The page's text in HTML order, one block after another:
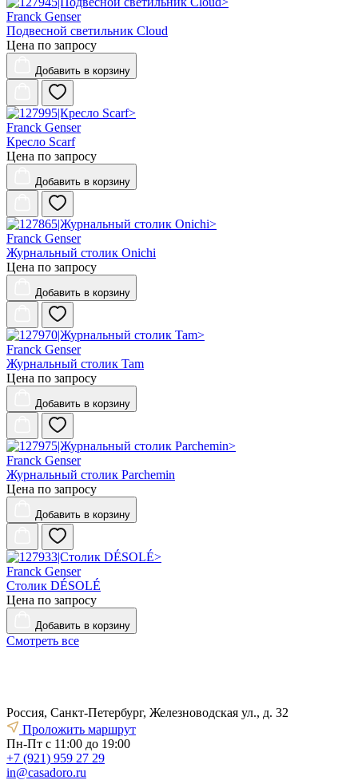
Franck Genser
Подвесной светильник Cloud
Цена по запросу
Добавить в корзину
Franck Genser
Кресло Scarf
Цена по запросу
Добавить в корзину
Franck Genser
Журнальный столик Onichi
Цена по запросу
Добавить в корзину
Franck Genser
Журнальный столик Tam
Цена по запросу
Добавить в корзину
Franck Genser
Журнальный столик Parchemin
Цена по запросу
Добавить в корзину
Franck Genser
Столик DÉSOLÉ
Цена по запросу
Добавить в корзину
Смотреть все
Россия, Санкт-Петербург, Железноводская ул., д. 32
Проложить маршрут
Пн-Пт с 11:00 до 19:00
+7 (921) 959 27 29
in@casadoro.ru